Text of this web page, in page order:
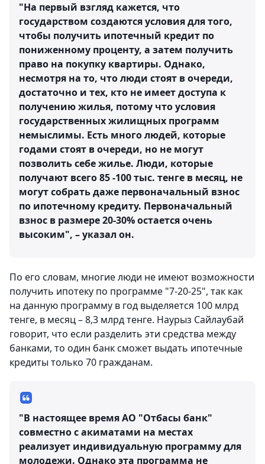
"На первый взгляд кажется, что
государством создаются условия для того,
чтобы получить ипотечный кредит по
пониженному проценту, а затем получить
право на покупку квартиры. Однако,
несмотря на то, что люди стоят в очереди,
достаточно и тех, кто не имеет доступа к
получению жилья, потому что условия
государственных жилищных программ
немыслимы. Есть много людей, которые
годами стоят в очереди, но не могут
позволить себе жилье. Люди, которые
получают всего 85 -100 тыс. тенге в месяц, не
могут собрать даже первоначальный взнос
по ипотечному кредиту. Первоначальный
взнос в размере 20-30% остается очень
высоким", – указал он.
По его словам, многие люди не имеют возможности
получить ипотеку по программе "7-20-25", так как
на данную программу в год выделяется 100 млрд
тенге, в месяц – 8,3 млрд тенге. Наурыз Сайлаубай
говорит, что если разделить эти средства между
банками, то один банк сможет выдать ипотечные
кредиты только 70 гражданам.
"В настоящее время АО "Отбасы банк"
совместно с акиматами на местах
реализует индивидуальную программу для
молодежи. Однако эта программа не